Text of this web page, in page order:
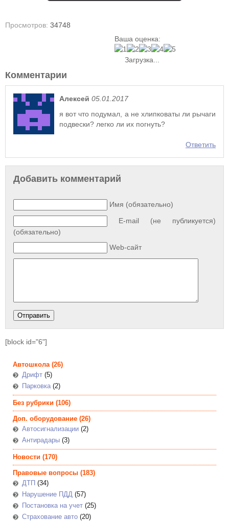
Просмотров: 34748
Ваша оценка:
Загрузка...
Комментарии
Алексей 05.01.2017
я вот что подумал, а не хлипковаты ли рычаги
подвески? легко ли их погнуть?
Ответить
Добавить комментарий
Имя (обязательно)
E-mail (не публикуется)
(обязательно)
Web-сайт
[block id="6"]
Автошкола(26)
Дрифт (5)
Парковка(2)
Без рубрики (106)
Доп. оборудование (26)
Автосигнализации (2)
Антирадары (3)
Новости (170)
Правовые вопросы (183)
ДТП (34)
Нарушение ПДД (57)
Постановка на учет (25)
Страхование авто (20)